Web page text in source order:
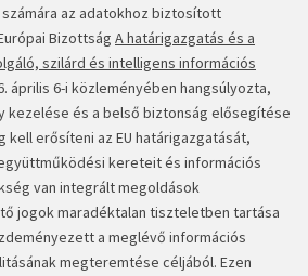
az adatokhoz biztosított
Bizottság A határigazgatás és a
szilárd és intelligens információs
április 6-i közleményében hangsúlyozta,
kezelése és a belső biztonság elősegítése
erősíteni az EU határigazgatását,
kereteit és információs
van integrált megoldások
jogok maradéktalan tiszteletben tartása
a meglévő információs
megteremtése céljából. Ezen